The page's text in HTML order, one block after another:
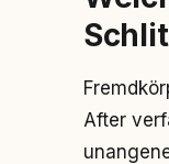
After